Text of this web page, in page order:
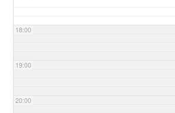
18:00
19:00
20:00